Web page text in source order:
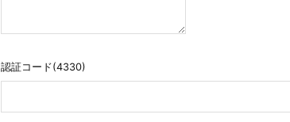
認証コード(4330)